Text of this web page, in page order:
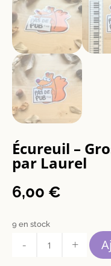
Écureuil –
par Laurel
6,00 €
9 en stock